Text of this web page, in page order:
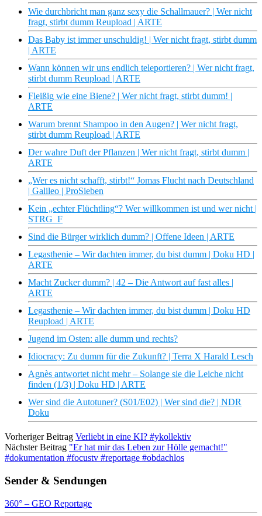
Wie durchbricht man ganz sexy die Schallmauer? | Wer nicht
fragt, stirbt dumm Reupload | ARTE
Das Baby ist immer unschuldig! | Wer nicht fragt, stirbt dumm
| ARTE
Wann können wir uns endlich teleportieren? | Wer nicht fragt,
stirbt dumm Reupload | ARTE
Fleißig wie eine Biene? | Wer nicht fragt, stirbt dumm! |
ARTE
Warum brennt Shampoo in den Augen? | Wer nicht fragt,
stirbt dumm Reupload | ARTE
Der wahre Duft der Pflanzen | Wer nicht fragt, stirbt dumm |
ARTE
„Wer es nicht schafft, stirbt!“ Jomas Flucht nach Deutschland
| Galileo | ProSieben
Kein „echter Flüchtling“? Wer willkommen ist und wer nicht |
STRG_F
Sind die Bürger wirklich dumm? | Offene Ideen | ARTE
Legasthenie – Wir dachten immer, du bist dumm | Doku HD |
ARTE
Macht Zucker dumm? | 42 – Die Antwort auf fast alles |
ARTE
Legasthenie – Wir dachten immer, du bist dumm | Doku HD
Reupload | ARTE
Jugend im Osten: alle dumm und rechts?
Idiocracy: Zu dumm für die Zukunft? | Terra X Harald Lesch
Agnès antwortet nicht mehr – Solange sie die Leiche nicht
finden (1/3) | Doku HD | ARTE
Wer sind die Autotuner? (S01/E02) | Wer sind die? | NDR
Doku
Vorheriger Beitrag Verliebt in eine KI? #ykollektiv
Nächster Beitrag "Er hat mir das Leben zur Hölle gemacht!"
#dokumentation #focustv #reportage #obdachlos
Sender & Sendungen
360° – GEO Reportage